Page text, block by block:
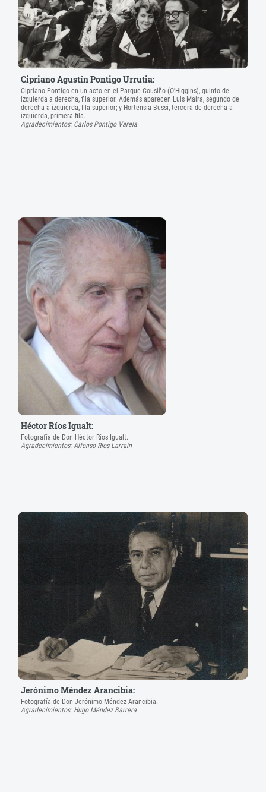
Cipriano Agustín Pontigo Urrutia:
Cipriano Pontigo en un acto en el Parque Cousiño (O'Higgins), quinto de
izquierda a derecha, fila superior. Además aparecen Luis Maira, segundo de
derecha a izquierda, fila superior; y Hortensia Bussi, tercera de derecha a
izquierda, primera fila.
Agradecimientos: Carlos Pontigo Varela
Héctor Ríos Igualt:
Fotografía de Don Héctor Ríos Igualt.
Agradecimientos: Alfonso Ríos Larraín
Jerónimo Méndez Arancibia:
Fotografía de Don Jerónimo Méndez Arancibia.
Agradecimientos: Hugo Méndez Barrera